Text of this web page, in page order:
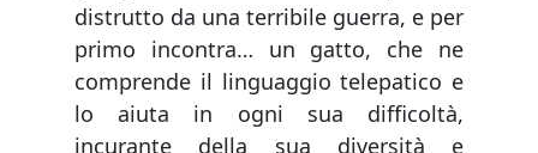
distrutto da una terribile guerra, e per
primo incontra… un gatto, che ne
comprende il linguaggio telepatico e
lo aiuta in ogni sua difficoltà,
incurante della sua diversità e